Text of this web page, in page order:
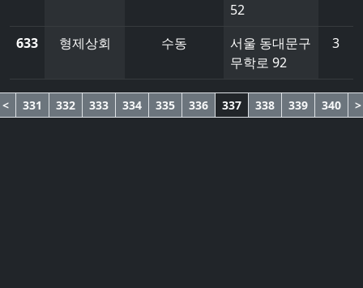
52
633 형제상회 수동
서울 동대문구
무학로 92
3
< 331 332 333 334 335 336 337 338 339 340 >